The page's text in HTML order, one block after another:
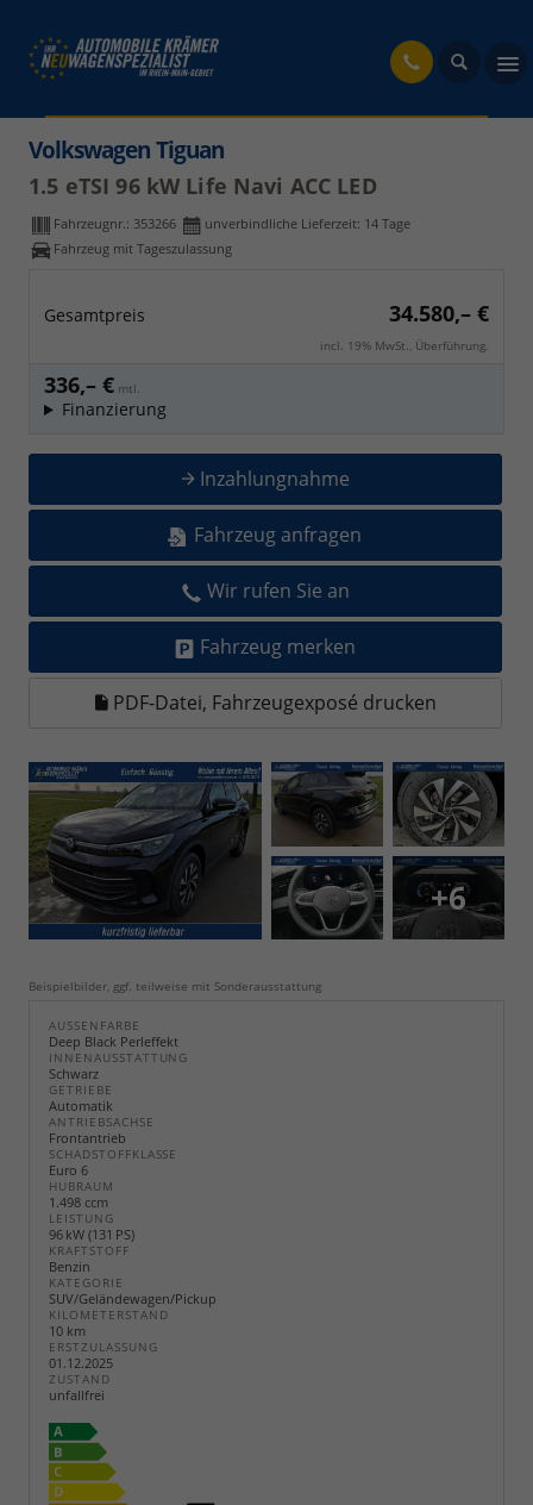
Volkswagen Tiguan
1.5 eTSI 96 kW Life Navi ACC LED
Fahrzeugnr.: 353266 unverbindliche Lieferzeit: 14 Tage
Fahrzeug mit Tageszulassung
Gesamtpreis 34.580,– €
incl. 19% MwSt., Überführung.
336,– € mtl.
Finanzierung
Inzahlungnahme
Fahrzeug anfragen
Wir rufen Sie an
Fahrzeug merken
PDF-Datei, Fahrzeugexposé drucken
+6
Beispielbilder, ggf. teilweise mit Sonderausstattung
AUSSENFARBE
Deep Black Perleffekt
INNENAUSSTATTUNG
Schwarz
GETRIEBE
Automatik
ANTRIEBSACHSE
Frontantrieb
SCHADSTOFFKLASSE
Euro 6
HUBRAUM
1.498 ccm
LEISTUNG
96 kW (131 PS)
KRAFTSTOFF
Benzin
KATEGORIE
SUV/Geländewagen/Pickup
KILOMETERSTAND
10 km
ERSTZULASSUNG
01.12.2025
ZUSTAND
unfallfrei